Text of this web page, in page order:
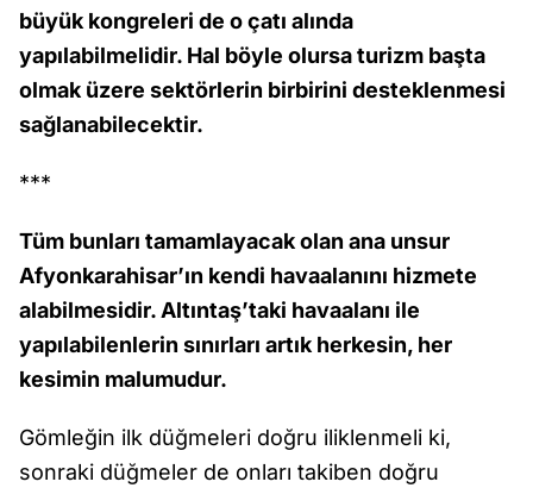
büyük kongreleri de o çatı alında
yapılabilmelidir. Hal böyle olursa turizm başta
olmak üzere sektörlerin birbirini desteklenmesi
sağlanabilecektir.
***
Tüm bunları tamamlayacak olan ana unsur
Afyonkarahisar’ın kendi havaalanını hizmete
alabilmesidir. Altıntaş’taki havaalanı ile
yapılabilenlerin sınırları artık herkesin, her
kesimin malumudur.
Gömleğin ilk düğmeleri doğru iliklenmeli ki,
sonraki düğmeler de onları takiben doğru